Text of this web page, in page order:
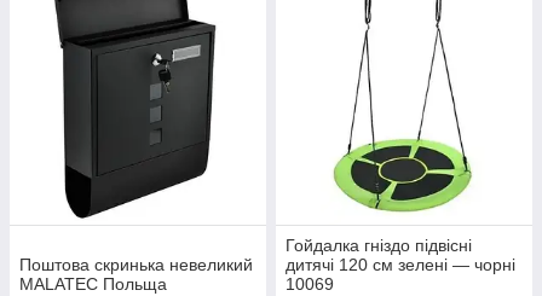
Поштова скринька невеликий
MALATEC Польща
Гойдалка гніздо підвісні
дитячі 120 см зелені — чорні
10069